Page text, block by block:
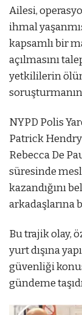
Ailesi,
ihmal
kapsamlı bir
açılmasını
yetkililerin
NYPD Polis
Patrick Hendry
Rebecca De
süresinde
kazandığını
arkadaşlarına
Bu trajik olay,
yurt dışına
güvenliği
gündeme